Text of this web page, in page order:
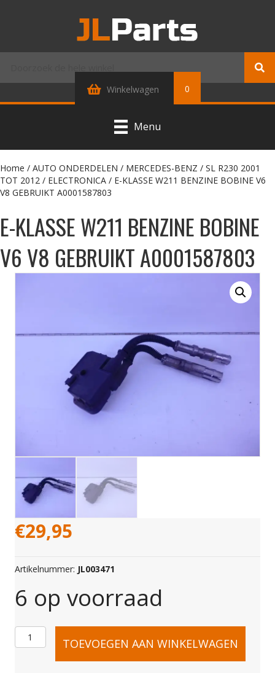
Winkelwagen 0
Menu
Home / AUTO ONDERDELEN / MERCEDES-BENZ / SL R230 2001
TOT 2012 / ELECTRONICA / E-KLASSE W211 BENZINE BOBINE V6
V8 GEBRUIKT A0001587803
E-KLASSE W211 BENZINE BOBINE
V6 V8 GEBRUIKT A0001587803
€29,95
Artikelnummer: JL003471
6 op voorraad
E-
TOEVOEGEN AAN WINKELWAGEN